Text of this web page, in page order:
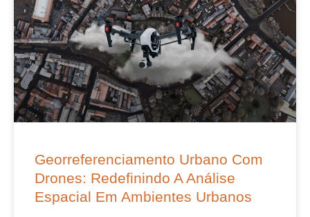
Georreferenciamento Urbano Com
Drones: Redefinindo A Análise
Espacial Em Ambientes Urbanos